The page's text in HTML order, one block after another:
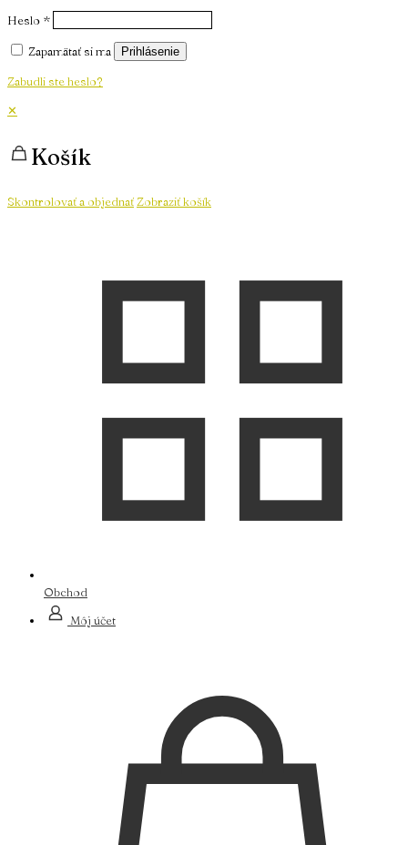
Heslo *
Zapamätať si ma Prihlásenie
Zabudli ste heslo?
✕
Košík
Skontrolovať a objednať Zobraziť košík
Obchod
Môj účet